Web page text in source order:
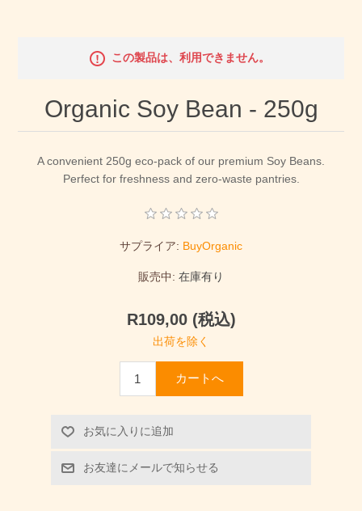
この製品は、利用できません。
Organic Soy Bean - 250g
A convenient 250g eco-pack of our premium Soy Beans.
Perfect for freshness and zero-waste pantries.
サプライア: BuyOrganic
販売中: 在庫有り
R109,00 (税込)
出荷を除く
カートへ
お気に入りに追加
お友達にメールで知らせる